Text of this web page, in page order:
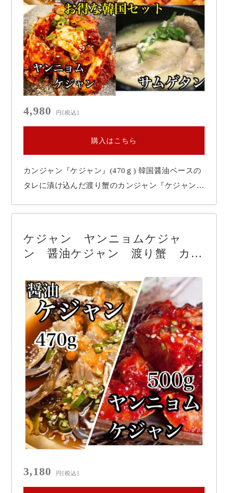
4,980 円 [税込]
購入はこちら
カンジャン『ケジャン』(470ｇ) 韓国醤油ベースの
タレに漬け込んだ渡り蟹のカンジャン『ケジャン』
リ、韓国焼酎など）のおつまみにピッタリの料理メ
ほどご飯が進む旨い一品。 ヤンニョムケジャン(…
ケジャン ヤンニョムケジャ
ン 醤油ケジャン 渡り蟹 カ
気の2品をお得なセットに！
3,180 円[税込]